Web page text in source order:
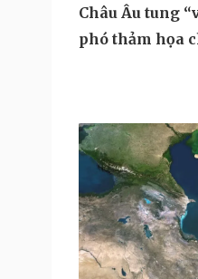
Châu Âu tung
phó thảm họa